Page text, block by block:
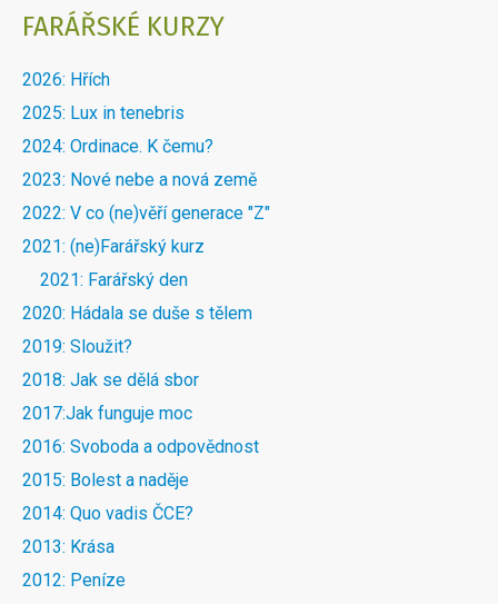
FARÁŘSKÉ KURZY
2026: Hřích
2025: Lux in tenebris
2024: Ordinace. K čemu?
2023: Nové nebe a nová země
2022: V co (ne)věří generace "Z"
2021: (ne)Farářský kurz
2021: Farářský den
2020: Hádala se duše s tělem
2019: Sloužit?
2018: Jak se dělá sbor
2017:Jak funguje moc
2016: Svoboda a odpovědnost
2015: Bolest a naděje
2014: Quo vadis ČCE?
2013: Krása
2012: Peníze